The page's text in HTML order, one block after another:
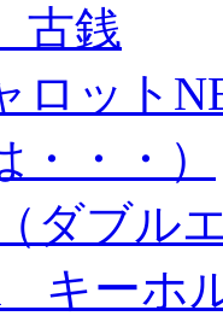
古銭
ロット
・・）
ダブル
キーホ